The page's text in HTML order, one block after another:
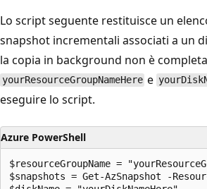
Lo script seguente restituisce un
snapshot incrementali associati a un
la copia in background non è
yourResourceGroupNameHere e
eseguire lo script.
Azure PowerShell
$resourceGroupName =
$snapshots = Get-AzSnapshot -